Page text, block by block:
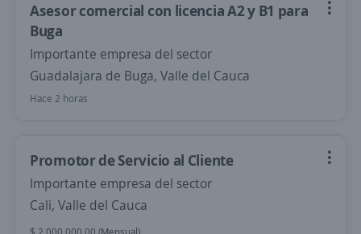
Asesor comercial con licencia A2 y B1 para
Buga
Importante empresa del sector
Guadalajara de Buga, Valle del Cauca
Hace 2 horas
Promotor de Servicio al Cliente
Importante empresa del sector
Cali, Valle del Cauca